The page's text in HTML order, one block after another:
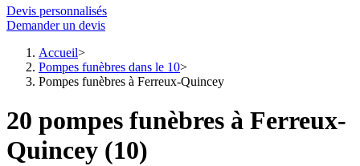
Devis personnalisés
Demander un devis
Accueil
Pompes funèbres dans le 10
Pompes funèbres à Ferreux-Quincey
20 pompes funèbres à Ferreux-
Quincey (10)